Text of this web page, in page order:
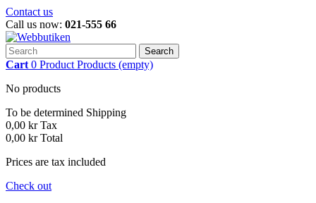
Contact us
Call us now: 021-555 66
Search
Cart 0 Product Products (empty)
No products
To be determined Shipping
0,00 kr Tax
0,00 kr Total
Prices are tax included
Check out